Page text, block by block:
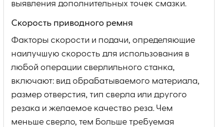
выявления дополнительных точек смазки.
Скорость приводного ремня
Факторы скорости и подачи, определяющие
наилучшую скорость для использования в
любой операции сверлильного станка,
включают: вид обрабатываемого материала,
размер отверстия, тип сверла или другого
резака и желаемое качество реза. Чем
меньше сверло, тем больше требуемая